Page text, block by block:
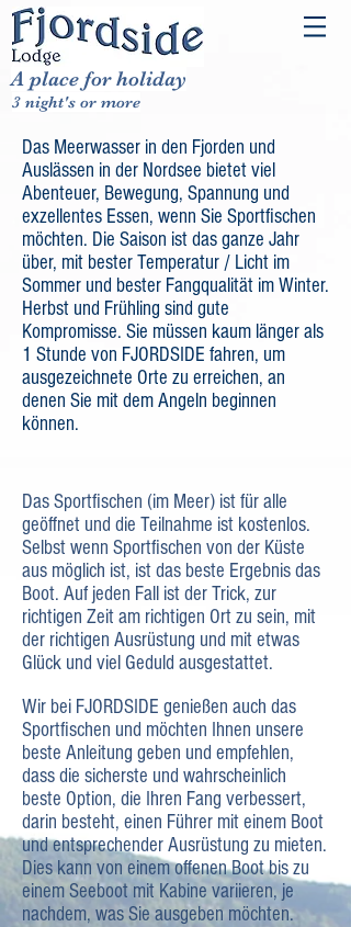
A place for holiday
3 night's or more
Das Meerwasser in den Fjorden und
Auslässen in der Nordsee bietet viel
Abenteuer, Bewegung, Spannung und
exzellentes Essen, wenn Sie Sportfischen
möchten. Die Saison ist das ganze Jahr
über, mit bester Temperatur / Licht im
Sommer und bester Fangqualität im Winter.
Herbst und Frühling sind gute
Kompromisse. Sie müssen kaum länger als
1 Stunde von FJORDSIDE fahren, um
ausgezeichnete Orte zu erreichen, an
denen Sie mit dem Angeln beginnen
können.
Das Sportfischen (im Meer) ist für alle
geöffnet und die Teilnahme ist kostenlos.
Selbst wenn Sportfischen von der Küste
aus möglich ist, ist das beste Ergebnis das
Boot. Auf jeden Fall ist der Trick, zur
richtigen Zeit am richtigen Ort zu sein, mit
der richtigen Ausrüstung und mit etwas
Glück und viel Geduld ausgestattet.
Wir bei FJORDSIDE genießen auch das
Sportfischen und möchten Ihnen unsere
beste Anleitung geben und empfehlen,
dass die sicherste und wahrscheinlich
beste Option, die Ihren Fang verbessert,
darin besteht, einen Führer mit einem Boot
und entsprechender Ausrüstung zu mieten.
Dies kann von einem offenen Boot bis zu
einem Seeboot mit Kabine variieren, je
nachdem, was Sie ausgeben möchten.